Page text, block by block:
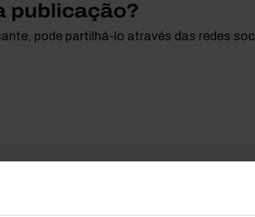
publicação?
pode partilhá-lo através das redes